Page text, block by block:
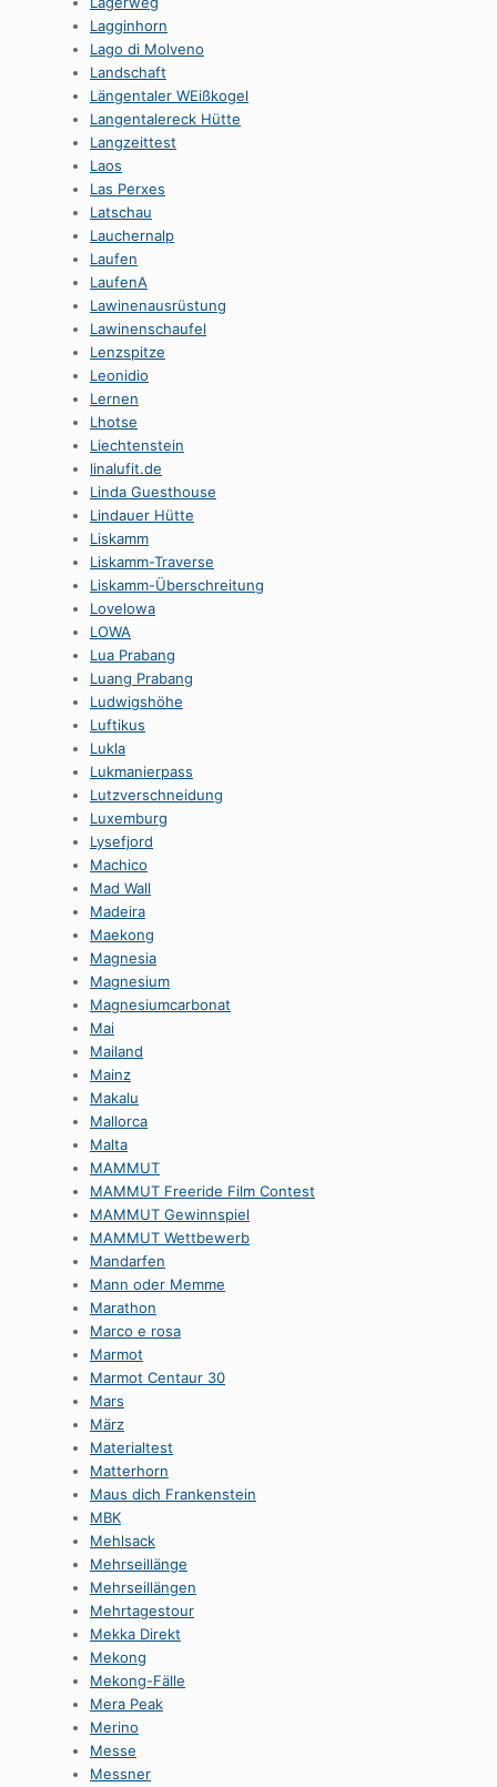
Lagginhorn
Lago di Molveno
Landschaft
Längentaler WEißkogel
Langentalereck Hütte
Langzeittest
Laos
Las Perxes
Latschau
Lauchernalp
Laufen
LaufenA
Lawinenausrüstung
Lawinenschaufel
Lenzspitze
Leonidio
Lernen
Lhotse
Liechtenstein
linalufit.de
Linda Guesthouse
Lindauer Hütte
Liskamm
Liskamm-Traverse
Liskamm-Überschreitung
Lovelowa
LOWA
Lua Prabang
Luang Prabang
Ludwigshöhe
Luftikus
Lukla
Lukmanierpass
Lutzverschneidung
Luxemburg
Lysefjord
Machico
Mad Wall
Madeira
Maekong
Magnesia
Magnesium
Magnesiumcarbonat
Mai
Mailand
Mainz
Makalu
Mallorca
Malta
MAMMUT
MAMMUT Freeride Film Contest
MAMMUT Gewinnspiel
MAMMUT Wettbewerb
Mandarfen
Mann oder Memme
Marathon
Marco e rosa
Marmot
Marmot Centaur 30
Mars
März
Materialtest
Matterhorn
Maus dich Frankenstein
MBK
Mehlsack
Mehrseillänge
Mehrseillängen
Mehrtagestour
Mekka Direkt
Mekong
Mekong-Fälle
Mera Peak
Merino
Messe
Messner